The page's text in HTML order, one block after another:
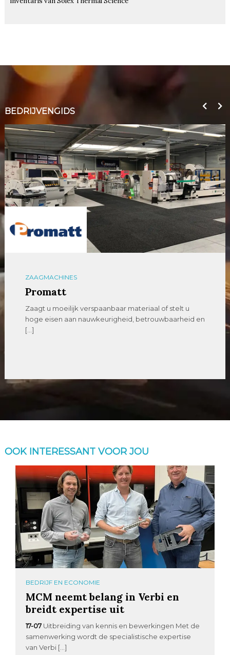
BEDRIJVENGIDS
ZAAGMACHINES
Promatt
Zaagt u moeilijk verspaanbaar materiaal of stelt u
hoge eisen aan nauwkeurigheid, betrouwbaarheid en
[…]
OOK INTERESSANT VOOR JOU
BEDRIJF EN ECONOMIE
MCM neemt belang in Verbi en
breidt expertise uit
17-07 Uitbreiding van kennis en bewerkingen Met de
samenwerking wordt de specialistische expertise
van Verbi […]